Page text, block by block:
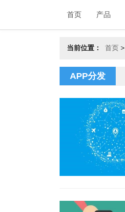
首页 产品
当前位置： 首页 >
APP分发